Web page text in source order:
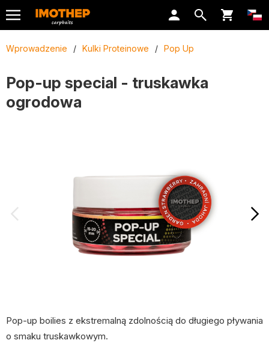
Wprowadzenie / Kulki Proteinowe / Pop Up
Pop-up special - truskawka
ogrodowa
Pop-up boilies z ekstremalną zdolnością do długiego pływania
o smaku truskawkowym.